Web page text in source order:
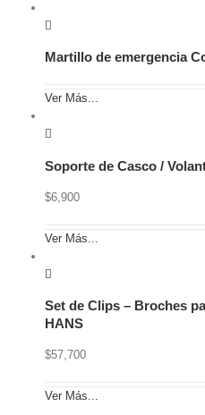
Martillo de emergencia
Ver Más...
Soporte de Casco /
$6,900
Ver Más...
Set de Clips – Broches
HANS
$57,700
Ver Más...